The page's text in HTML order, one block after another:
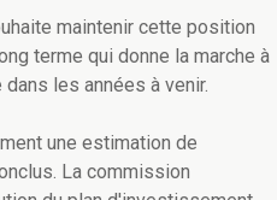
maintenir cette position
terme qui donne la marche à
les années à venir.
une estimation de
La commission